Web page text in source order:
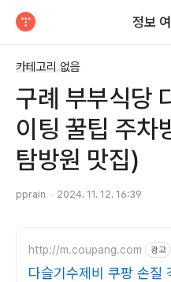
정보
카테고리 없음
구례 부부식당
이팅 꿀팁 주차
탐방원 맛집)
pprain 2024. 11. 12. 16:39
http://m.coupang.com 광고
다슬기수제비 쿠팡 손질